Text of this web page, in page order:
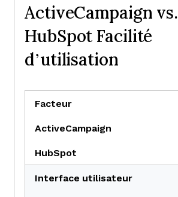
ActiveCampaign vs.
HubSpot Facilité
d’utilisation
Facteur
ActiveCampaign
HubSpot
Interface utilisateur